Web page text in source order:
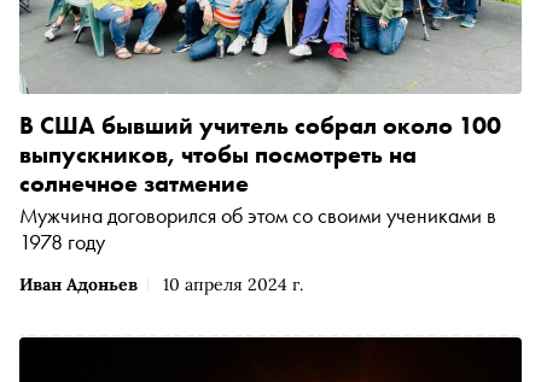
Иван Адоньев 10 апреля 2024 г.
В США бывший учитель собрал около 100
выпускников, чтобы посмотреть на
солнечное затмение
Мужчина договорился об этом со своими учениками в
1978 году